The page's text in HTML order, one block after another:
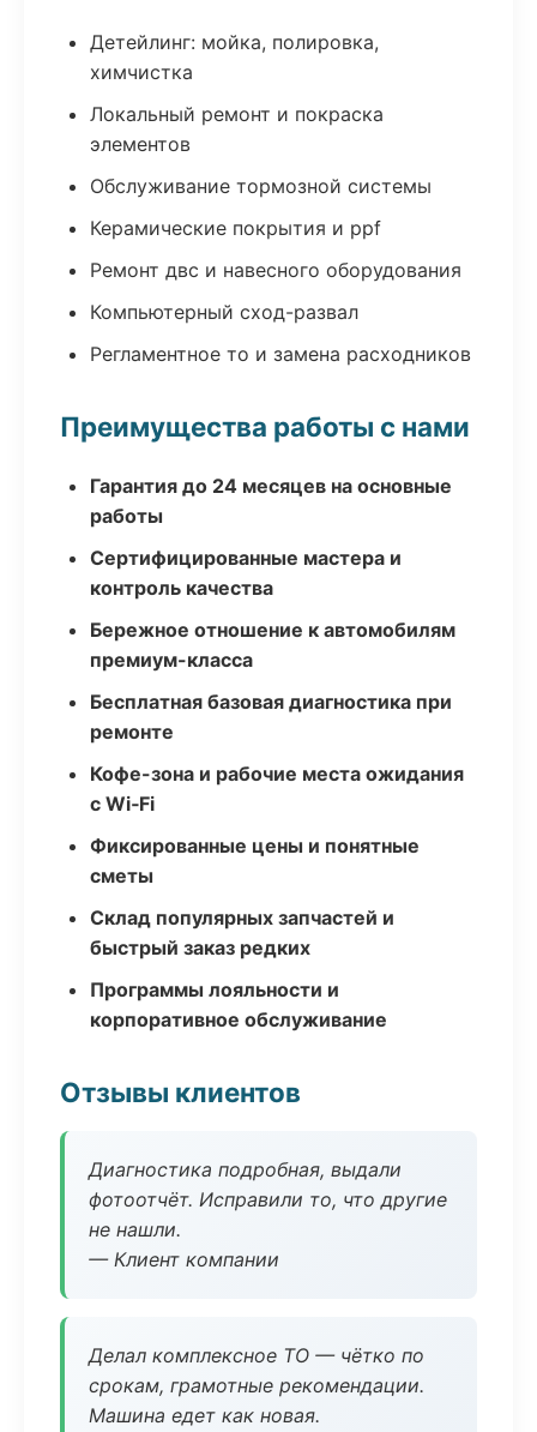
Детейлинг: мойка, полировка,
химчистка
Локальный ремонт и покраска
элементов
Обслуживание тормозной системы
Керамические покрытия и ppf
Ремонт двс и навесного оборудования
Компьютерный сход-развал
Регламентное то и замена расходников
Преимущества работы с нами
Гарантия до 24 месяцев на основные
работы
Сертифицированные мастера и
контроль качества
Бережное отношение к автомобилям
премиум-класса
Бесплатная базовая диагностика при
ремонте
Кофе-зона и рабочие места ожидания
с Wi‑Fi
Фиксированные цены и понятные
сметы
Склад популярных запчастей и
быстрый заказ редких
Программы лояльности и
корпоративное обслуживание
Отзывы клиентов
Диагностика подробная, выдали
фотоотчёт. Исправили то, что другие
не нашли.
— Клиент компании
Делал комплексное ТО — чётко по
срокам, грамотные рекомендации.
Машина едет как новая.